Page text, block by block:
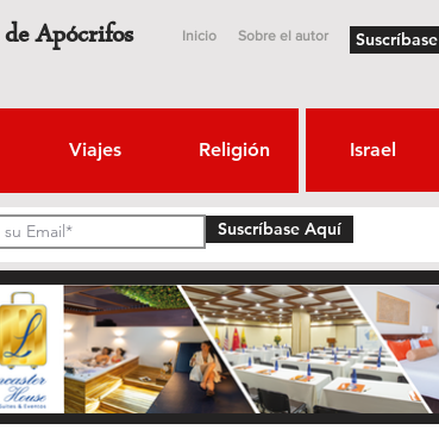
Apócrifos Inicio Sobre el autor Suscríbase
Viajes Religión Israel
Suscríbase Aquí